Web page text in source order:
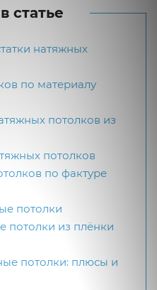
статье
натяжных
по материалу
потолков из
потолков
по фактуре
потолки
потолки из плёнки
потолки: плюсы и